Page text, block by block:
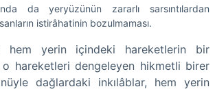
da yeryüzünün zararlı sarsıntılardan
istirâhatinin bozulmaması.
hem yerin içindeki hareketlerin bir
hareketleri dengeleyen hikmetli birer
dağlardaki inkılâblar, hem yerin